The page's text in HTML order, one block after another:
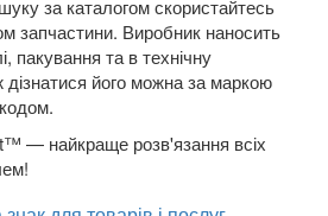
(V227, TC7, PU2)
за каталогом скористайтесь
запчастини. Виробник наносить
пакування та в технічну
його можна за маркою
— найкраще розв'язання всіх